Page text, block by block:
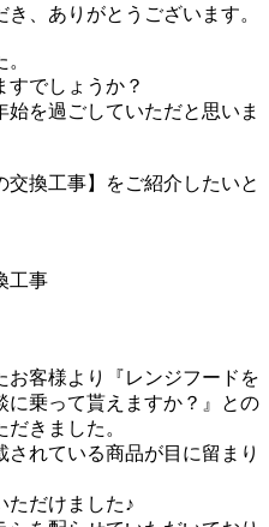
、ありがとうございます。
すでしょうか？
を過ごしていただと思いま
換工事】をご紹介したいと
工事
お客様より
『レンジフードを
乗って貰えますか？』
との
きました。
れている商品が目に留まり
ただけました♪